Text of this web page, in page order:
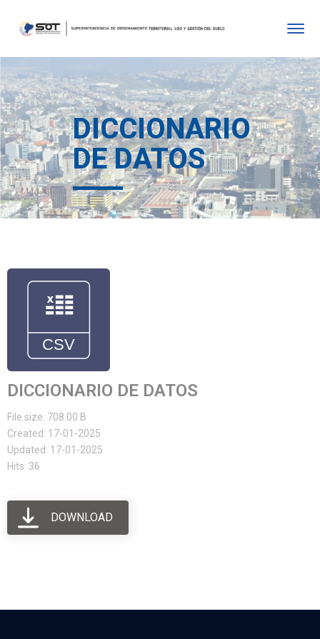
DICCIONARIO
DE DATOS
DICCIONARIO DE DATOS
File size: 708.00 B
Created: 17-01-2025
Updated: 17-01-2025
Hits: 36
DOWNLOAD